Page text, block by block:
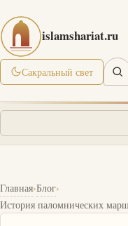
islamshariat.ru
Сакральный свет
Главная›Блог›
История паломнических